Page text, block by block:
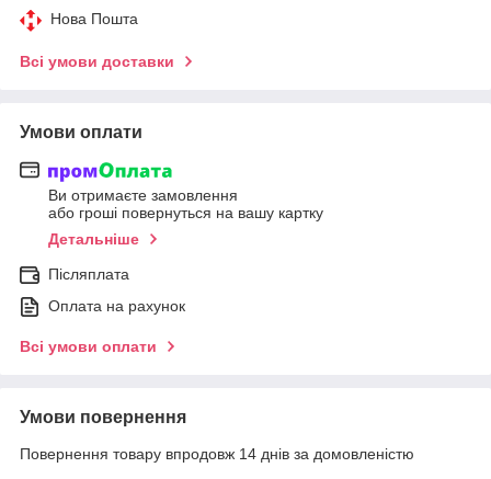
Нова Пошта
Всі умови доставки
Умови оплати
Ви отримаєте замовлення
або гроші повернуться на вашу картку
Детальніше
Післяплата
Оплата на рахунок
Всі умови оплати
Умови повернення
Повернення товару впродовж 14 днів за домовленістю